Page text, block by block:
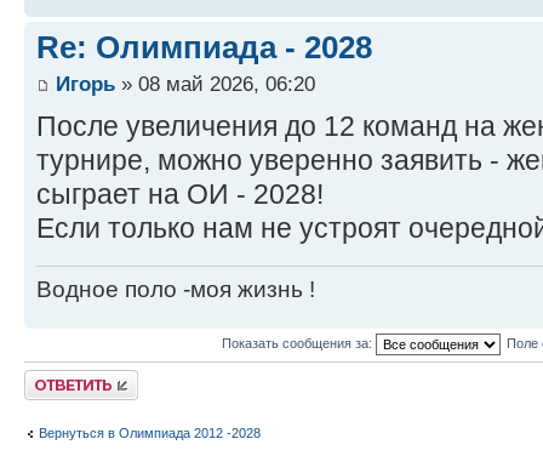
Re: Олимпиада - 2028
Игорь » 08 май 2026, 06:20
После увеличения до 12 команд на
турнире, можно уверенно заявить -
сыграет на ОИ - 2028!
Если только нам не устроят
Водное поло -моя жизнь !
Показать сообщения за: Поле
Ответить
Вернуться в Олимпиада 2012 -2028